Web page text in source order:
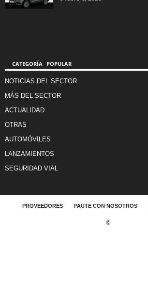
CATEGORÍA POPULAR
NOTICIAS DEL SECTOR
MÁS DEL SECTOR
ACTUALIDAD
OTRAS
AUTOMÓVILES
LANZAMIENTOS
SEGURIDAD VIAL
PROVEEDORES PAUTE CON NOSOTROS
©